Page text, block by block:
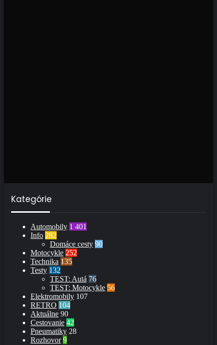
Kategórie
Automobily 1 401
Info 282
Domáce cesty 90
Motocykle 252
Technika 135
Testy 132
TEST: Autá 76
TEST: Motocykle 56
Elektromobily 107
RETRO 104
Aktuálne 90
Cestovanie 42
Pneumatiky 28
Rozhovor 9